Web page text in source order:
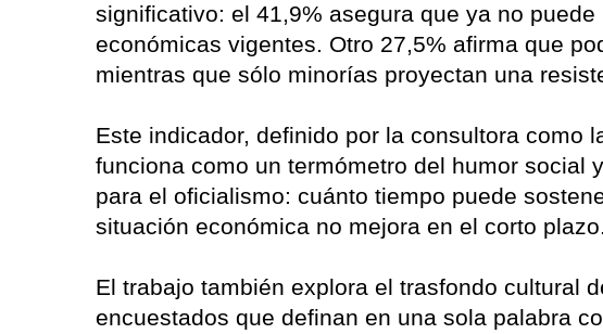
significativo: el 41,9% asegura que ya no
económicas vigentes. Otro 27,5% afirma que
mientras que sólo minorías proyectan una
Este indicador, definido por la consultora como
funciona como un termómetro del humor social
para el oficialismo: cuánto tiempo puede
situación económica no mejora en el corto plazo.
El trabajo también explora el trasfondo cultural
encuestados que definan en una sola palabra